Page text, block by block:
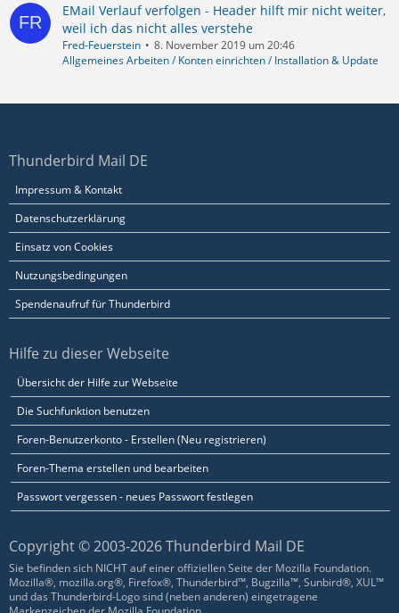
EMail Verlauf verfolgen - Header hilft mir nicht weiter,
weil ich das nicht alles verstehe
Fred-Feuerstein
8. November 2019 um 20:46
Allgemeines Arbeiten / Konten einrichten / Installation & Update
Thunderbird Mail DE
Impressum & Kontakt
Datenschutzerklärung
Einsatz von Cookies
Nutzungsbedingungen
Spendenaufruf für Thunderbird
Hilfe zu dieser Webseite
Übersicht der Hilfe zur Webseite
Die Suchfunktion benutzen
Foren-Benutzerkonto - Erstellen (Neu registrieren)
Foren-Thema erstellen und bearbeiten
Passwort vergessen - neues Passwort festlegen
Copyright © 2003-2026 Thunderbird Mail DE
Sie befinden sich NICHT auf einer offiziellen Seite der Mozilla Foundation.
Mozilla®, mozilla.org®, Firefox®, Thunderbird™, Bugzilla™, Sunbird®, XUL™
und das Thunderbird-Logo sind (neben anderen) eingetragene